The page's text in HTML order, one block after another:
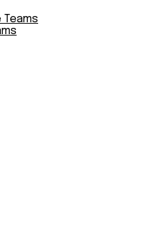
Teams